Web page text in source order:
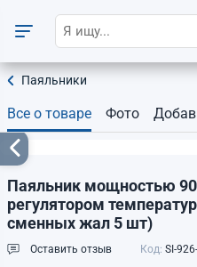
Паяльники
Все о товаре Фото
Паяльник мощностью
регулятором
сменных жал 5 шт)
Оставить отзыв Код: SI-